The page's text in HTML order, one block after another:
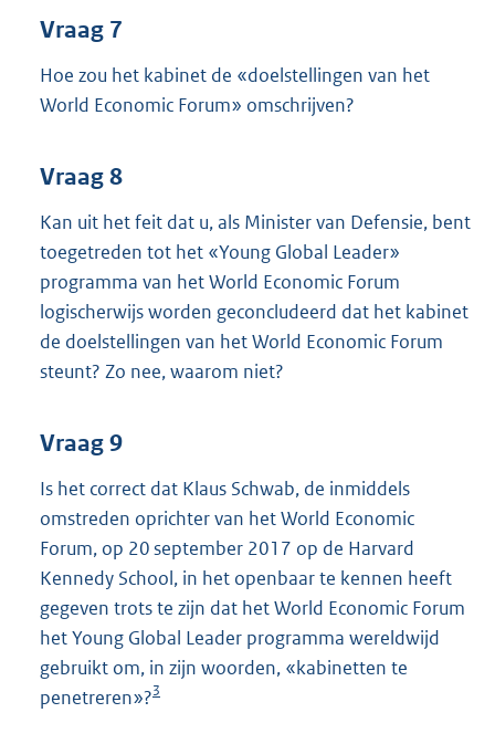
Vraag 7
Hoe zou het kabinet de «doelstellingen van het
World Economic Forum» omschrijven?
Vraag 8
Kan uit het feit dat u, als Minister van Defensie, bent
toegetreden tot het «Young Global Leader»
programma van het World Economic Forum
logischerwijs worden geconcludeerd dat het kabinet
de doelstellingen van het World Economic Forum
steunt? Zo nee, waarom niet?
Vraag 9
Is het correct dat Klaus Schwab, de inmiddels
omstreden oprichter van het World Economic
Forum, op 20 september 2017 op de Harvard
Kennedy School, in het openbaar te kennen heeft
gegeven trots te zijn dat het World Economic Forum
het Young Global Leader programma wereldwijd
gebruikt om, in zijn woorden, «kabinetten te
penetreren»?3